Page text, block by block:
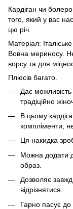
Кардіган чи
того, який у вас
цю річ.
Матеріал:
Вовна мериносу.
ворсу та для
Плюсів багато.
Дає
традіційно
В цьому
компліменти,
Ця накидка
Можна додати
образ.
Дозволяє
відрізнятися.
Гарно пасує до